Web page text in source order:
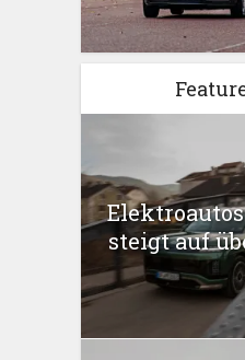
steigt auf